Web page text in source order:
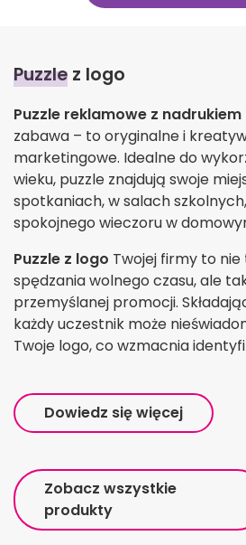
Puzzle z logo
Puzzle reklamowe z nadrukiem
zabawa – to oryginalne i
marketingowe. Idealne do
wieku, puzzle znajdują swoje
spotkaniach, w salach
spokojnego wieczoru w
Puzzle z logo Twojej firmy to
spędzania wolnego czasu, ale
przemyślanej promocji.
każdy uczestnik może
Twoje logo, co wzmacnia
Dowiedz się więcej
Zobacz wszystkie
produkty